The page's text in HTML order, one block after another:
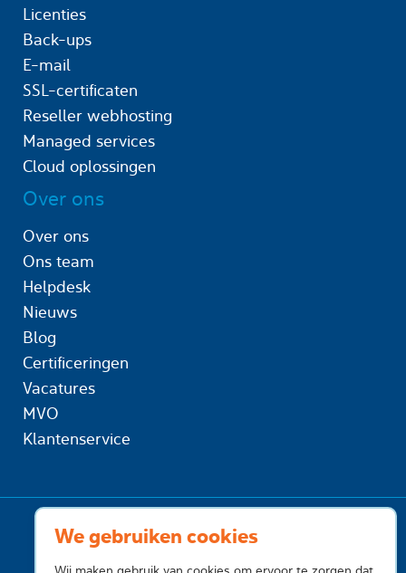
We gebruiken cookies
Licenties
Back-ups
E-mail
SSL-certificaten
Reseller webhosting
Managed services
Cloud oplossingen
Over ons
Over ons
Ons team
Helpdesk
Nieuws
Blog
Certificeringen
Vacatures
MVO
Klantenservice